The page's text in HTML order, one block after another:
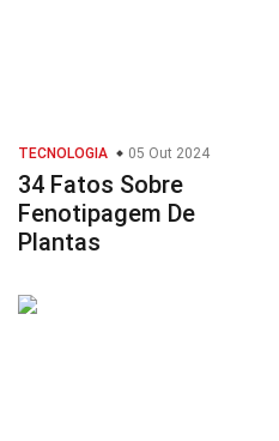
TECNOLOGIA 05 Out 2024
34 Fatos Sobre
Fenotipagem De
Plantas